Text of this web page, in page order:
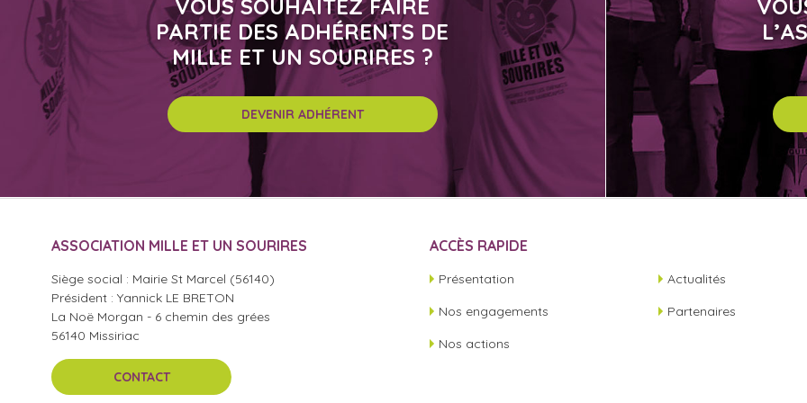
VOUS SOUHAITEZ FAIRE
PARTIE DES ADHÉRENTS DE
MILLE ET UN SOURIRES ?
DEVENIR ADHÉRENT
ASSOCIATION MILLE ET UN SOURIRES
Siège social : Mairie St Marcel (56140)
Président : Yannick LE BRETON
La Noë Morgan - 6 chemin des grées
56140 Missiriac
CONTACT
ACCÈS RAPIDE
Présentation
Actualités
Nos engagements
Partenaires
Nos actions